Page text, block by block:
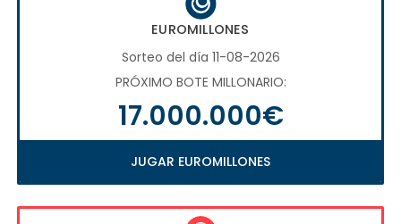
EUROMILLONES
Sorteo del día 11-08-2026
PRÓXIMO BOTE MILLONARIO:
17.000.000€
JUGAR EUROMILLONES